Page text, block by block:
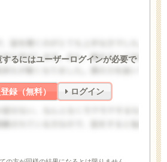
るにはユーザーログインが必要で
録（無料） ログイン